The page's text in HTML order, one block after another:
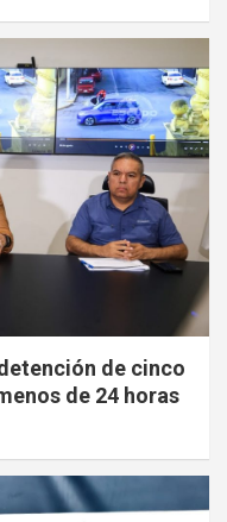
de cinco
de 24 horas